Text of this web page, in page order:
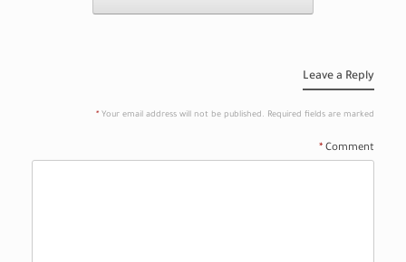
Leave a Reply
Your email address will not be published. Required fields are marked
*
Comment
*